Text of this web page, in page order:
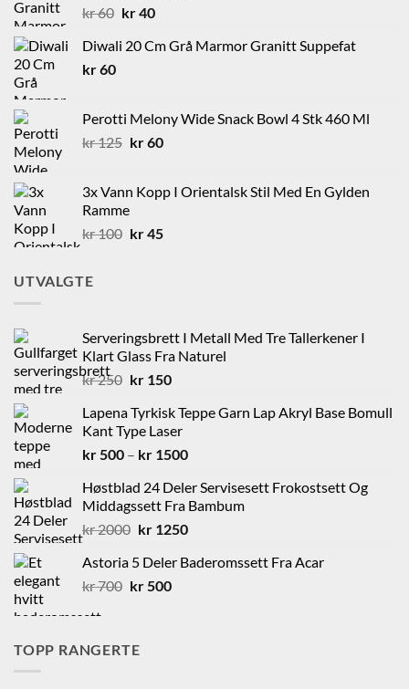
kr60 Opprinnelig
var:
kr40Nåværende
er:
Diwali 20 Cm Grå Marmor Granitt Suppefat
kr60
Perotti Melony Wide Snack Bowl 4 Stk 460 Ml
kr125 Opprinnelig
kr 125.
kr60Nåværende
kr 60.
3x Vann Kopp I Orientalsk Stil Med En Gylden
Ramme
kr100 Opprinnelig
kr45Nåværende
UTVALGTE
Serveringsbrett I Metall Med Tre Tallerkener I
Klart Glass Fra Naturel
kr250 Opprinnelig
var:
kr 250.
kr150Nåværende
er:
kr 150.
Lapena Tyrkisk Teppe Garn Lap Akryl Base Bomull
Kant Type Laser
kr500 – kr 1500Prisområde:
til
kr 1500
Høstblad 24 Deler Servisesett Frokostsett Og
Middagssett Fra Bambum
kr2000 Opprinnelig
var:
kr 2000.
kr1250Nåværende
er:
Astoria 5 Deler Baderomssett Fra Acar
kr700 Opprinnelig
kr 700.
kr500Nåværende
TOPP RANGERTE